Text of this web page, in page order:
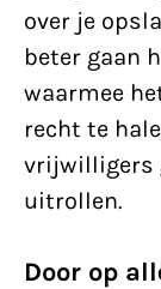
over je
beter gaan
waarmee
recht te
vrijwilligers
uitrollen.
Door op